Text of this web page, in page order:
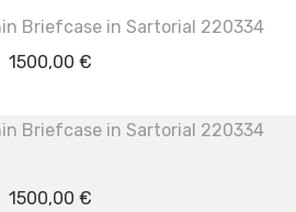
Briefcase in Sartorial 220334
1500,00 €
Briefcase in Sartorial 220334
1500,00 €